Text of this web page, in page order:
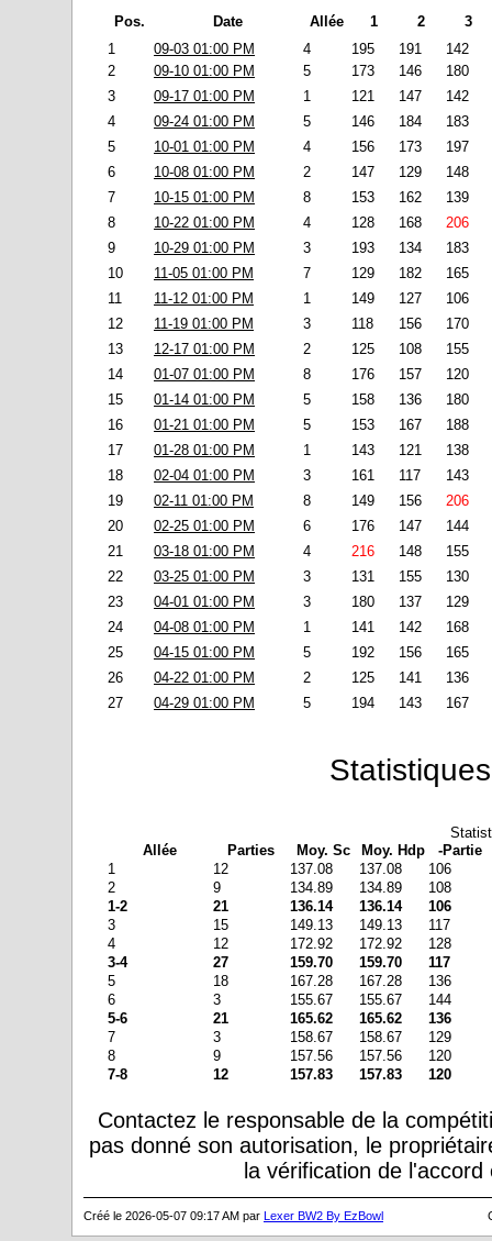
Pos. Date Allée 1 2
3
1
09-03 01:00 PM 4 195 191
142
2
09-10 01:00 PM 5 173 146
180
3
09-17 01:00 PM 1 121 147
142
4
09-24 01:00 PM 5 146 184
183
5
10-01 01:00 PM 4 156 173
197
6
10-08 01:00 PM 2 147 129
148
7
10-15 01:00 PM 8 153 162
139
8
10-22 01:00 PM 4 128 168
206
9
10-29 01:00 PM 3 193 134
183
10
11-05 01:00 PM 7 129 182
165
11
11-12 01:00 PM 1 149 127
106
12
11-19 01:00 PM 3 118 156
170
13
12-17 01:00 PM 2 125 108
155
14
01-07 01:00 PM 8 176 157
120
15
01-14 01:00 PM 5 158 136
180
16
01-21 01:00 PM 5 153 167
188
17
01-28 01:00 PM 1 143 121
138
18
02-04 01:00 PM 3 161 117
143
19
02-11 01:00 PM 8 149 156
206
20
02-25 01:00 PM 6 176 147
144
21
03-18 01:00 PM 4 216 148
155
22
03-25 01:00 PM 3 131 155
130
23
04-01 01:00 PM 3 180 137
129
24
04-08 01:00 PM 1 141 142
168
25
04-15 01:00 PM 5 192 156
165
26
04-22 01:00 PM 2 125 141
136
27
04-29 01:00 PM 5 194 143 167
Allée
Parties Moy. Sc Moy. Hdp
-Partie
1
12 137.08 137.08
106
2
9 134.89 134.89
108
1-2
21 136.14 136.14
106
3
15 149.13 149.13
117
4
12 172.92 172.92
128
3-4
27 159.70 159.70
117
5
18 167.28 167.28
136
6
3 155.67 155.67
144
5-6
21 165.62 165.62
136
7
3 158.67 158.67
129
8
9 157.56 157.56
120
7-8
12 157.83 157.83 120
Contactez le responsable de la
pas donné son autorisation, le
la vérification de
Créé le 2026-05-07 09:17 AM par Lexer BW2 By EzBowl